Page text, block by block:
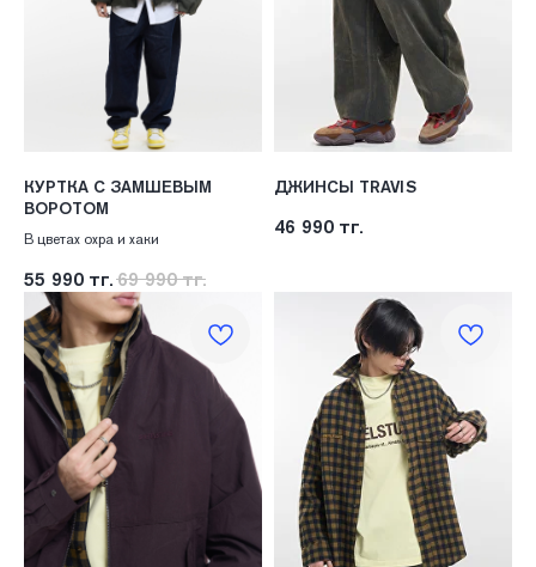
КУРТКА С ЗАМШЕВЫМ
ВОРОТОМ
В цветах охра и хаки
55 990 тг. 69 990 тг.
ДЖИНСЫ TRAVIS
46 990 тг.
КОНТАКТЫ
УЛ. НАЗАРБАЕВА 111
ПН.-ВС. С 10:00 ДО 22:00
ПОКУПАТЕЛЯМ SHETÉL STUDIOS
Доставка О бренде